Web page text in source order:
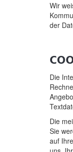
Wir
der
Die
Die
Sie
auf